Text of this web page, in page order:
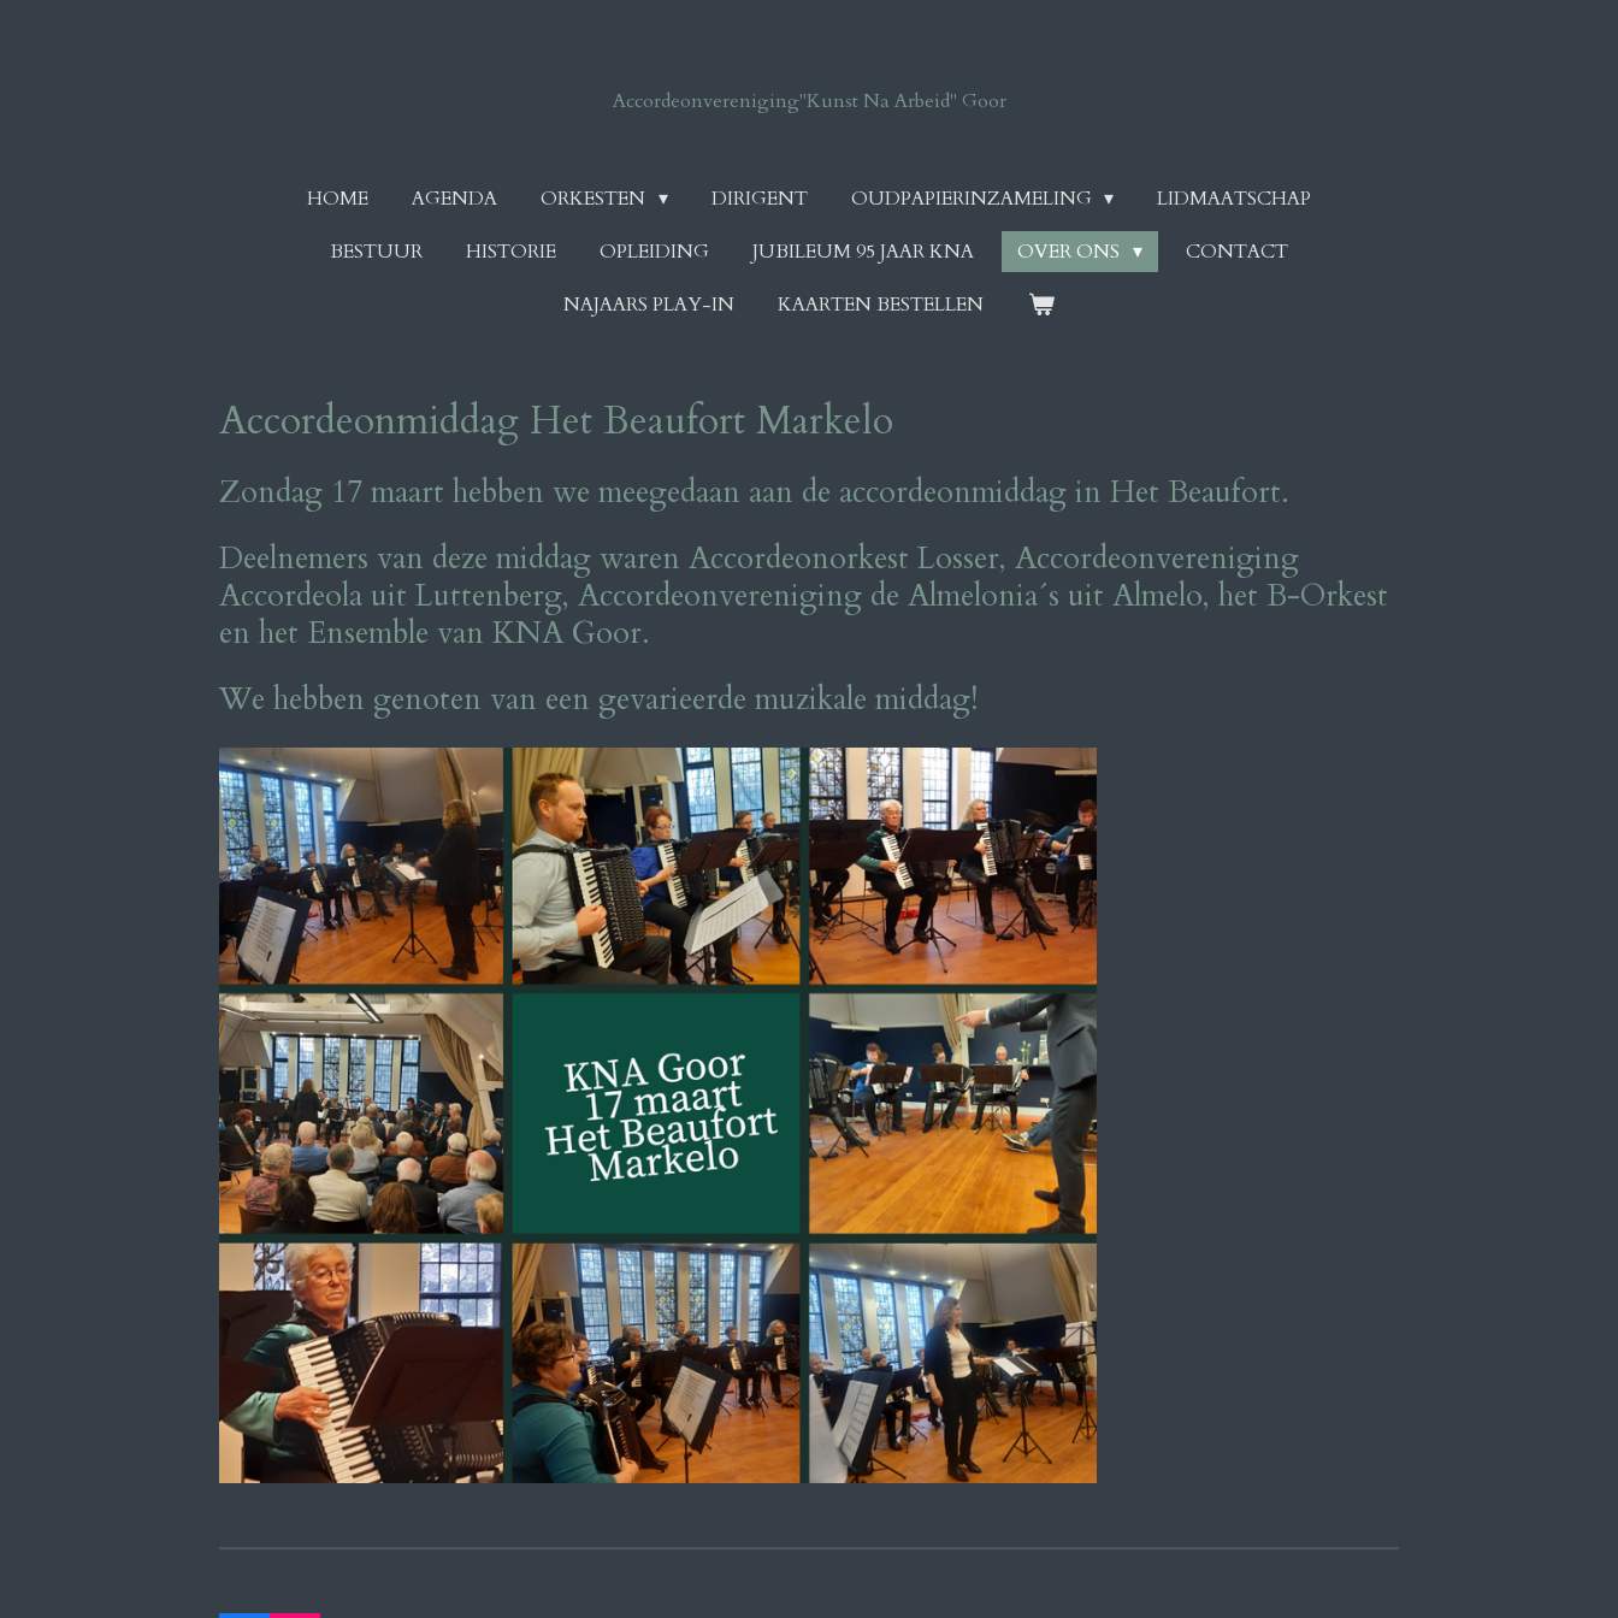
Accordeonvereniging"Kunst Na Arbeid" Goor
HOME AGENDA ORKESTEN DIRIGENT OUDPAPIERINZAMELING
LIDMAATSCHAP
BESTUUR
HISTORIE OPLEIDING JUBILEUM 95 JAAR KNA OVER ONS
CONTACT
NAJAARS PLAY-IN
KAARTEN BESTELLEN
Accordeonmiddag Het Beaufort Markelo
Zondag 17 maart hebben we meegedaan aan de accordeonmiddag in Het Beaufort.
Deelnemers van deze middag waren Accordeonorkest Losser, Accordeonvereniging
Accordeola uit Luttenberg, Accordeonvereniging de Almelonia´s uit Almelo, het B-Orkest
en het Ensemble van KNA Goor.
We hebben genoten van een gevarieerde muzikale middag!